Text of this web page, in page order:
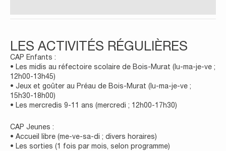
LES ACTIVITÉS RÉGULIÈRES
CAP Enfants :
• Les midis au réfectoire scolaire de Bois-Murat (lu-ma-je-ve ;
12h00-13h45)
• Jeux et goûter au Préau de Bois-Murat (lu-ma-je-ve ;
15h30-18h00)
• Les mercredis 9-11 ans (mercredi ; 12h00-17h30)
CAP Jeunes :
• Accueil libre (me-ve-sa-di ; divers horaires)
• Les sorties (1 fois par mois, selon programme)